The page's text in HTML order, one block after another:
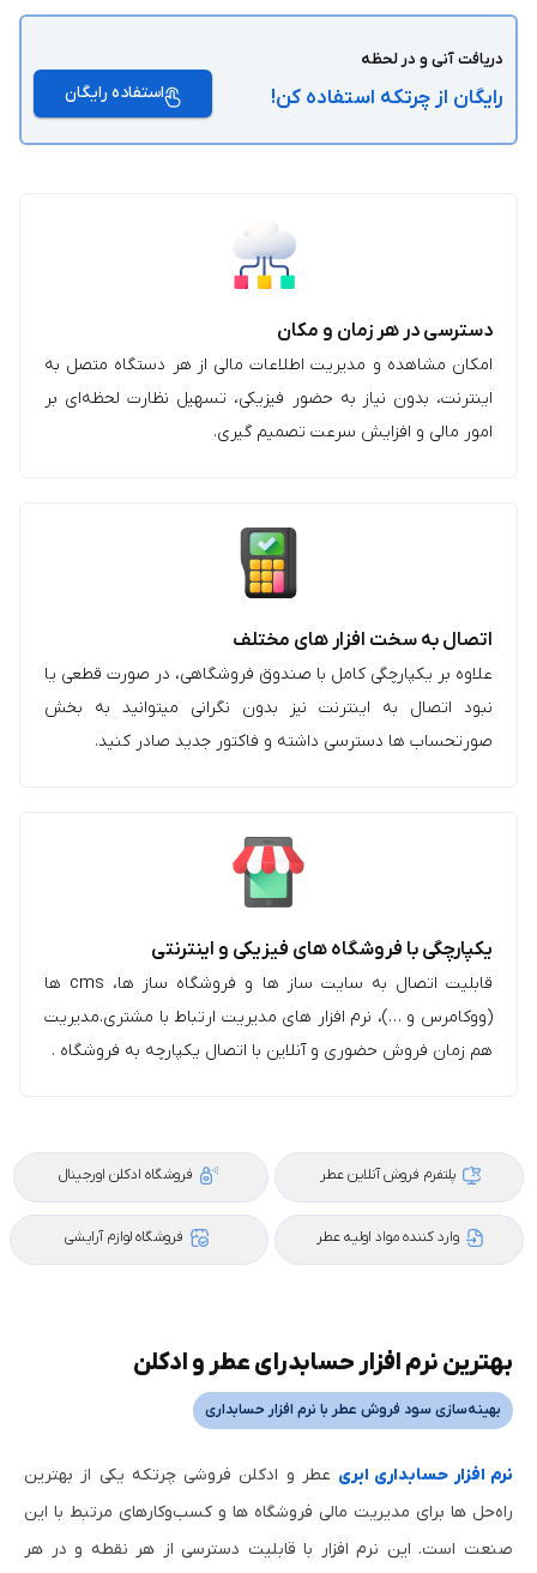
دریافت آنی و در لحظه
رایگان از چرتکه استفاده کن! استفاده رایگان
دسترسی در هر زمان و مکان
امکان مشاهده و مدیریت اطلاعات مالی از هر دستگاه متصل به
اینترنت، بدون نیاز به حضور فیزیکی، تسهیل نظارت لحظه‌ای بر
امور مالی و افزایش سرعت تصمیم‌ گیری.
اتصال به سخت افزار های مختلف
علاوه بر یکپارچگی کامل با صندوق فروشگاهی، در صورت قطعی یا
نبود اتصال به اینترنت نیز بدون نگرانی میتوانید به بخش
صورتحساب‌ ها دسترسی داشته و فاکتور جدید صادر کنید.
یکپارچگی با فروشگاه های فیزیکی و اینترنتی
قابلیت اتصال به سایت ساز ها و فروشگاه ساز ها، cms ها
(ووکامرس و …)، نرم افزار های مدیریت ارتباط با مشتری.مدیریت
هم‌ زمان فروش حضوری و آنلاین با اتصال یکپارچه به فروشگاه .
پلتفرم‌ فروش آنلاین عطر فروشگاه‌ ادکلن اورجینال
وارد کننده مواد اولیه عطر فروشگاه لوازم آرایشی
بهترین نرم افزار حسابدرای عطر و ادکلن
بهینه‌سازی سود فروش عطر با نرم‌ افزار حسابداری
نرم‌ افزار حسابداری ابری عطر و ادکلن فروشی چرتکه یکی از بهترین
راه‌حل‌ ها برای مدیریت مالی فروشگاه‌ ها و کسب‌وکارهای مرتبط با این
صنعت است. این نرم‌ افزار با قابلیت دسترسی از هر نقطه و در هر